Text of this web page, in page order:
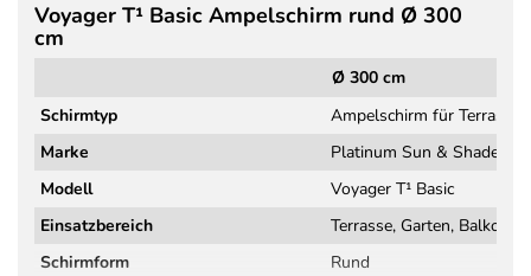
Voyager T¹ Basic Ampelschirm rund Ø 300
cm
Ø 300 cm
Schirmtyp
Ampelschirm für
Marke
Platinum Sun & Shade
Modell
Voyager T¹ Basic
Einsatzbereich
Terrasse, Garten, Balkon
Schirmform
Rund